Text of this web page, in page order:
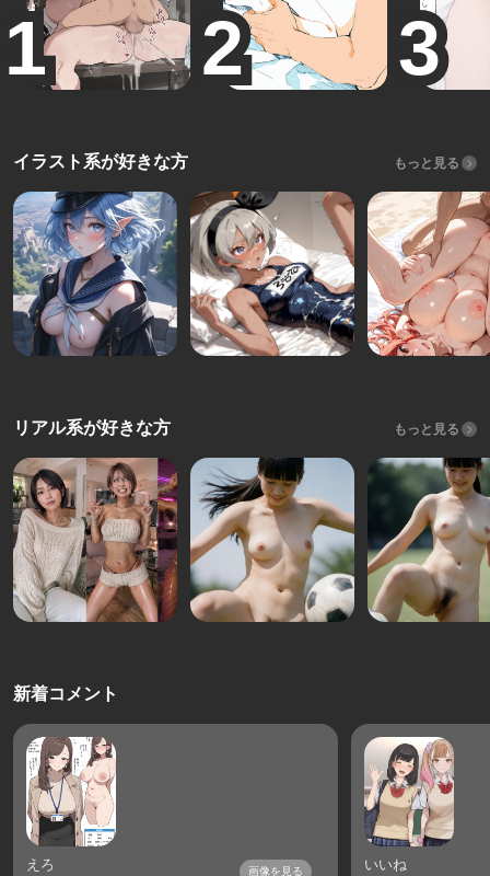
イラスト系が好きな方 もっと見る
リアル系が好きな方 もっと見る
新着コメント
えろ 画像を見る いいね